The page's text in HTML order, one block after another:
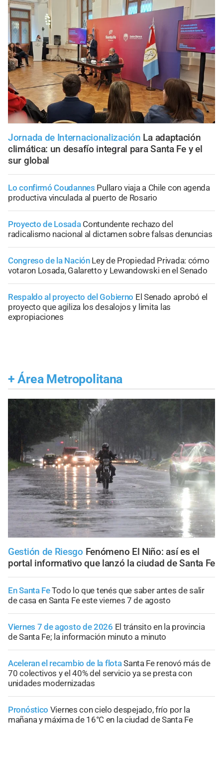
Jornada de Internacionalización La adaptación
climática: un desafío integral para Santa Fe y el
sur global
Lo confirmó Coudannes Pullaro viaja a Chile con agenda
productiva vinculada al puerto de Rosario
Proyecto de Losada Contundente rechazo del
radicalismo nacional al dictamen sobre falsas denuncias
Congreso de la Nación Ley de Propiedad Privada: cómo
votaron Losada, Galaretto y Lewandowski en el Senado
Respaldo al proyecto del Gobierno El Senado aprobó el
proyecto que agiliza los desalojos y limita las
expropiaciones
+ Área Metropolitana
Gestión de Riesgo Fenómeno El Niño: así es el
portal informativo que lanzó la ciudad de Santa Fe
En Santa FeTodo lo que tenés que saber antes de salir
de casa en Santa Fe este viernes 7 de agosto
Viernes 7 de agosto de 2026 El tránsito en la provincia
de Santa Fe; la información minuto a minuto
Aceleran el recambio de la flotaSanta Fe renovó más de
70 colectivos y el 40% del servicio ya se presta con
unidades modernizadas
Pronóstico Viernes con cielo despejado, frío por la
mañana y máxima de 16°C en la ciudad de Santa Fe